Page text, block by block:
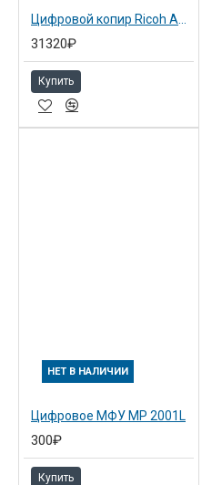
31320₽
Купить
НЕТ В НАЛИЧИИ
Цифровое МФУ MP 2001L
300₽
Купить